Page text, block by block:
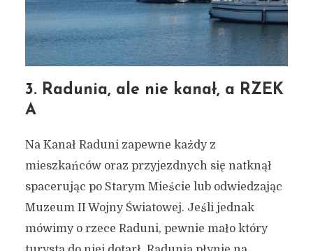
3. Radunia, ale nie kanał, a RZEK
A
Na Kanał Raduni zapewne każdy z
mieszkańców oraz przyjezdnych się natknął
spacerując po Starym Mieście lub odwiedzając
Muzeum II Wojny Światowej. Jeśli jednak
mówimy o rzece Raduni, pewnie mało który